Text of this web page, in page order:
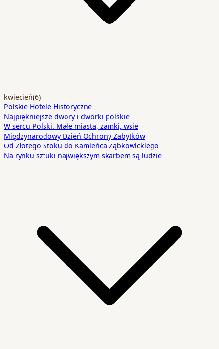
kwiecień(6)
Polskie Hotele Historyczne
Najpiękniejsze dwory i dworki polskie
W sercu Polski. Małe miasta, zamki, wsie
Międzynarodowy Dzień Ochrony Zabytków
Od Złotego Stoku do Kamieńca Ząbkowickiego
Na rynku sztuki największym skarbem są ludzie